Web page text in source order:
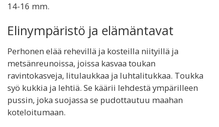
14-16 mm.
Elinympäristö ja elämäntavat
Perhonen elää rehevillä ja kosteilla niityillä ja
metsänreunoissa, joissa kasvaa toukan
ravintokasveja, litulaukkaa ja luhtalitukkaa. Toukka
syö kukkia ja lehtiä. Se käärii lehdestä ympärilleen
pussin, joka suojassa se pudottautuu maahan
koteloitumaan.